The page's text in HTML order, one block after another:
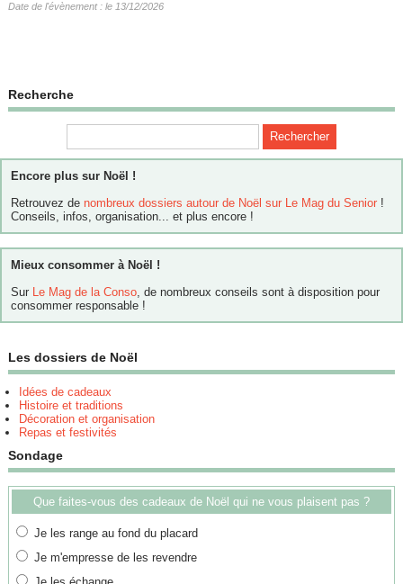
Date de l'évènement : le 13/12/2026
Recherche
Encore plus sur Noël !
Retrouvez de nombreux dossiers autour de Noël sur Le Mag du Senior !
Conseils, infos, organisation... et plus encore !
Mieux consommer à Noël !
Sur Le Mag de la Conso, de nombreux conseils sont à disposition pour
consommer responsable !
Les dossiers de Noël
Idées de cadeaux
Histoire et traditions
Décoration et organisation
Repas et festivités
Sondage
Que faites-vous des cadeaux de Noël qui ne vous plaisent pas ?
Je les range au fond du placard
Je m'empresse de les revendre